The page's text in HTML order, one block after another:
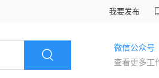
我要发布
微信公众号
查看更多工